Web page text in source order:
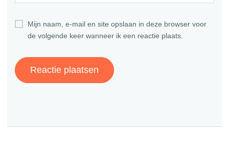
Mijn naam, e-mail en site opslaan in deze browser voor
de volgende keer wanneer ik een reactie plaats.